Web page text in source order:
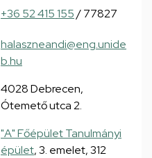
+36 52 415 155/ 77827
halaszneandi@eng.unide
b.hu
4028 Debrecen,
Ótemető utca 2.
"A" Főépület Tanulmányi
épület, 3. emelet, 312